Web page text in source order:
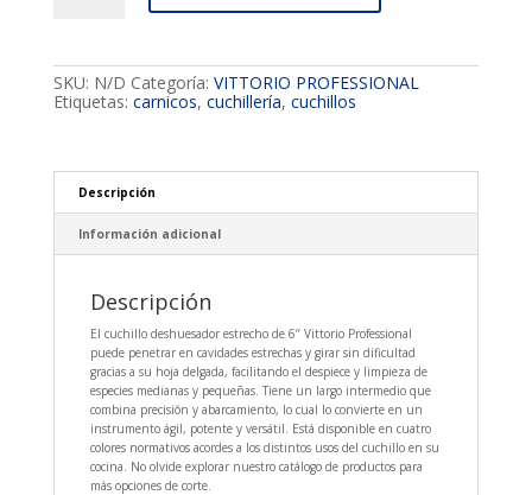
SKU: N/D Categoría: VITTORIO PROFESSIONAL
Etiquetas: carnicos, cuchillería, cuchillos
Descripción
Información adicional
Descripción
El cuchillo deshuesador estrecho de 6’’ Vittorio Professional
puede penetrar en cavidades estrechas y girar sin dificultad
gracias a su hoja delgada, facilitando el despiece y limpieza de
especies medianas y pequeñas. Tiene un largo intermedio que
combina precisión y abarcamiento, lo cual lo convierte en un
instrumento ágil, potente y versátil. Está disponible en cuatro
colores normativos acordes a los distintos usos del cuchillo en su
cocina. No olvide explorar nuestro catálogo de productos para
más opciones de corte.